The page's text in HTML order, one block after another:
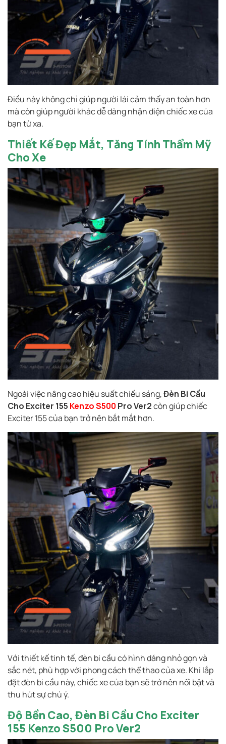
Điều này không chỉ giúp người lái cảm thấy an toàn hơn
mà còn giúp người khác dễ dàng nhận diện chiếc xe của
bạn từ xa.
Thiết Kế Đẹp Mắt, Tăng Tính Thẩm Mỹ
Cho Xe
Ngoài việc nâng cao hiệu suất chiếu sáng,Đèn Bi Cầu
Cho Exciter 155 Kenzo S500 Pro Ver2còn giúp chiếc
Exciter 155 của bạn trở nên bắt mắt hơn.
Với thiết kế tinh tế, đèn bi cầu có hình dáng nhỏ gọn và
sắc nét, phù hợp với phong cách thể thao của xe. Khi lắp
đặt đèn bi cầu này, chiếc xe của bạn sẽ trở nên nổi bật và
thu hút sự chú ý.
Độ Bền Cao, Đèn Bi Cầu Cho Exciter
155 Kenzo S500 Pro Ver2